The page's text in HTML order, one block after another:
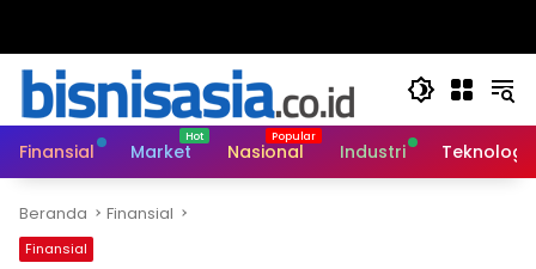
Finansial Market Nasional Industri Teknologi
Beranda Finansial
Finansial